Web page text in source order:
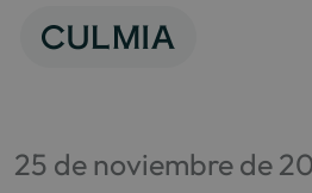
25 de noviembre de